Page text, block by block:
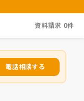
資料請求 0件
電話相談する